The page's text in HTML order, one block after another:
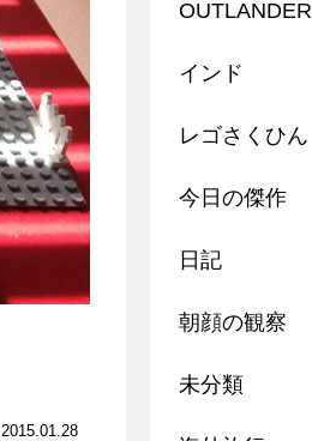
2015.01.28
OUTLANDER
インド
レゴさくひん
今日の傑作
日記
朝顔の観察
未分類